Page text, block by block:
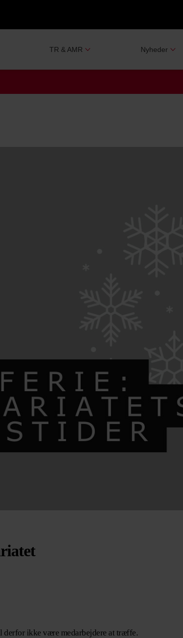
TR & AMR Nyheder
derfor ikke være medarbejdere at træffe.